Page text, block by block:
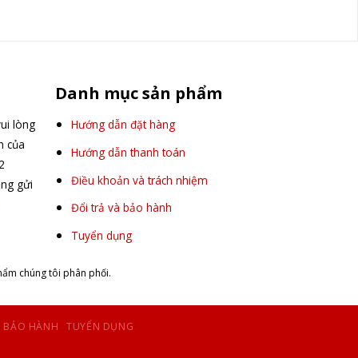
lòng
của
gửi
Danh mục sản phẩm
Hướng dẫn đặt hàng
Hướng dẫn thanh toán
Điều khoản và trách nhiệm
Đổi trả và bảo hành
Tuyển dụng
chúng tôi phân phối.
BẢO HÀNH TUYỂN DỤNG